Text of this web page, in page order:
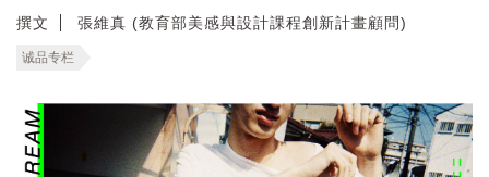
撰文 張維真 (教育部美感與設計課程創新計畫顧問)
诚品专栏